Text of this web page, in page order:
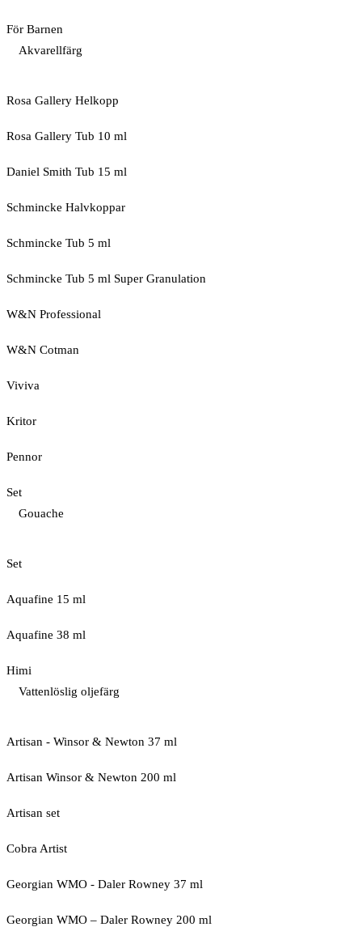
För Barnen
Akvarellfärg
Rosa Gallery Helkopp
Rosa Gallery Tub 10 ml
Daniel Smith Tub 15 ml
Schmincke Halvkoppar
Schmincke Tub 5 ml
Schmincke Tub 5 ml Super Granulation
W&N Professional
W&N Cotman
Viviva
Kritor
Pennor
Set
Gouache
Set
Aquafine 15 ml
Aquafine 38 ml
Himi
Vattenlöslig oljefärg
Artisan - Winsor & Newton 37 ml
Artisan Winsor & Newton 200 ml
Artisan set
Cobra Artist
Georgian WMO - Daler Rowney 37 ml
Georgian WMO – Daler Rowney 200 ml